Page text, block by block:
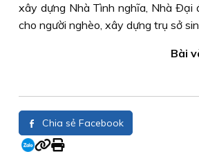
xây dựng Nhà Tình nghĩa, Nhà Ðại
cho người nghèo, xây dựng trụ sở
Bài
Chia sẻ Facebook